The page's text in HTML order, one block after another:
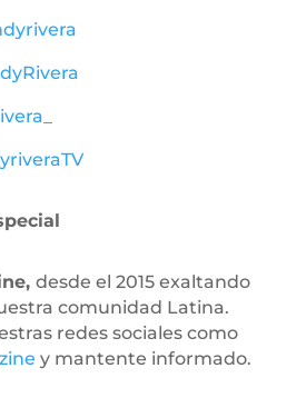
desde el 2015 exaltando
comunidad Latina.
redes sociales como
y mantente informado.